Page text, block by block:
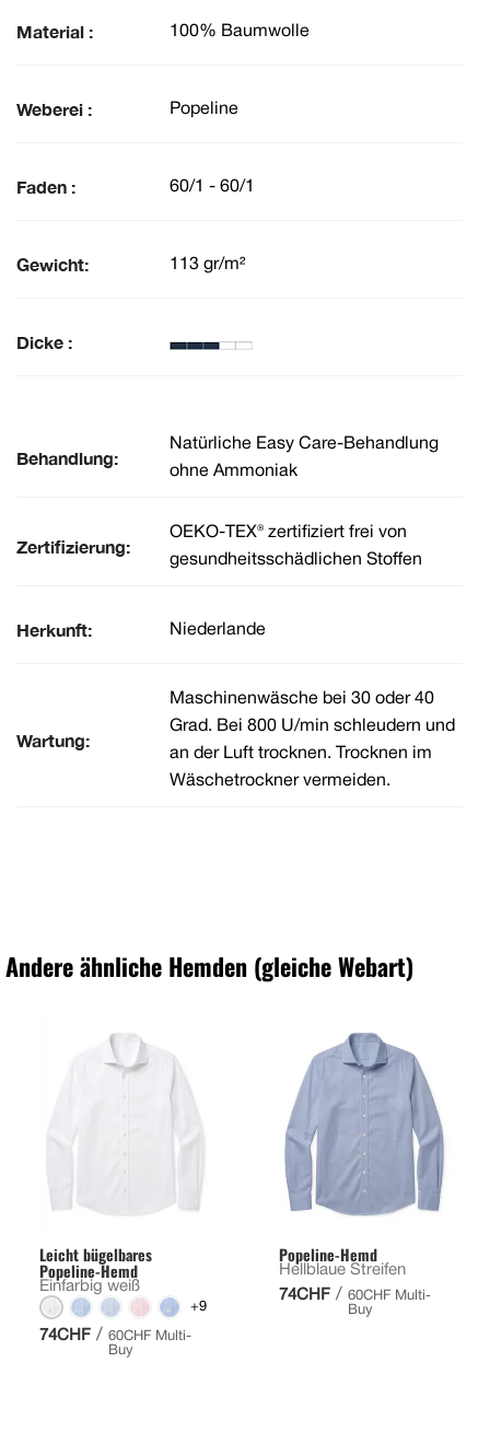
Material : 100% Baumwolle
Weberei : Popeline
Faden : 60/1 - 60/1
Gewicht: 113 gr/m²
Dicke :
Behandlung:
Natürliche Easy Care-Behandlung
ohne Ammoniak
Zertifizierung:
OEKO-TEX® zertifiziert frei von
gesundheitsschädlichen Stoffen
Herkunft: Niederlande
Wartung:
Maschinenwäsche bei 30 oder 40
Grad. Bei 800 U/min schleudern und
an der Luft trocknen. Trocknen im
Wäschetrockner vermeiden.
Andere ähnliche Hemden (gleiche Webart)
Leicht bügelbares
Popeline-Hemd
Einfarbig weiß
+9
74CHF / 60CHF Multi-
Buy
Popeline-Hemd
Hellblaue Streifen
74CHF / 60CHF Multi-
Buy